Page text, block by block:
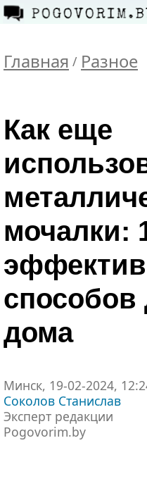
Главная / Разное
Как еще
мочалки:
способов
дома
Минск, 19-02-2024,
Соколов Станислав
Эксперт редакции
Pogovorim.by